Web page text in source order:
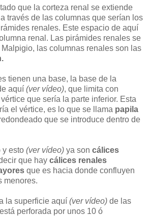
que la corteza renal se extiende
través de las columnas que serían los
renales. Este espacio de aquí
renal. Las pirámides renales se
Malpigio, las columnas renales son las
tienen una base, la base de la
aquí (ver vídeo), que limita con
que sería la parte inferior. Esta
el vértice, es lo que se llama papila
que se introduce dentro de
y esto (ver vídeo) ya son cálices
que hay cálices renales
que es hacia donde confluyen
menores.
la superficie aquí (ver vídeo) de las
perforada por unos 10 ó